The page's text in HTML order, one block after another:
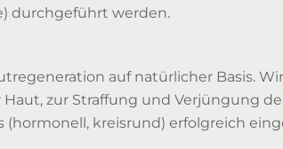
durchgeführt werden.
auf natürlicher Basis.
zur Straffung und Verjüngung
(hormonell, kreisrund) erfolgreich